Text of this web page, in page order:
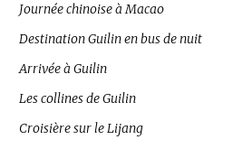
Journée chinoise à Macao
Destination Guilin en bus de nuit
Arrivée à Guilin
Les collines de Guilin
Croisière sur le Lijang